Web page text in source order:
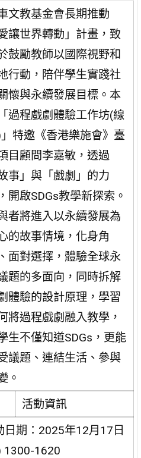
文教基金會長期推動
愛讓世界轉動」計畫，致
鼓勵教師以國際視野和
行動，陪伴學生實踐社
懷與永續發展目標。本
過程戲劇體驗工作坊(線
特邀《香港樂施會》臺
目顧問李嘉敏，透過
故事」與「戲劇」的力
開啟SDGs教學新探索。
者將進入以永續發展為
的故事情境，化身角
面對選擇，體驗全球永
題的多面向，同時拆解
體驗的設計原理，學習
將過程戲劇融入教學，
生不僅知道SDGs，更能
議題、連結生活、參與
。
活動資訊
日期：2025年12月17日
1300-1620